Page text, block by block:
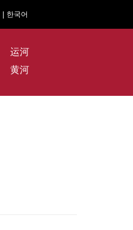
한국어
运河
黄河